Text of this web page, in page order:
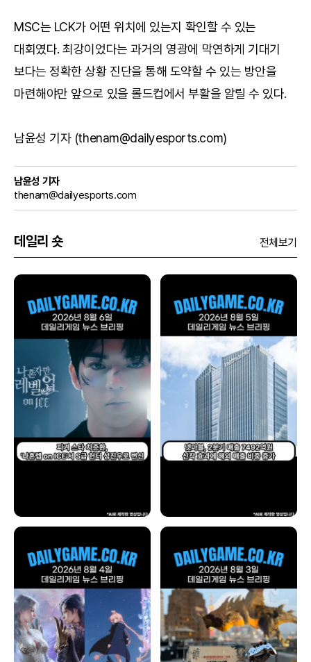
MSC는 LCK가 어떤 위치에 있는지 확인할 수 있는
대회였다. 최강이었다는 과거의 영광에 막연하게 기대기
보다는 정확한 상황 진단을 통해 도약할 수 있는 방안을
마련해야만 앞으로 있을 롤드컵에서 부활을 알릴 수 있다.
남윤성 기자 (thenam@dailyesports.com)
남윤성 기자
thenam@dailyesports.com
데일리 숏 전체보기